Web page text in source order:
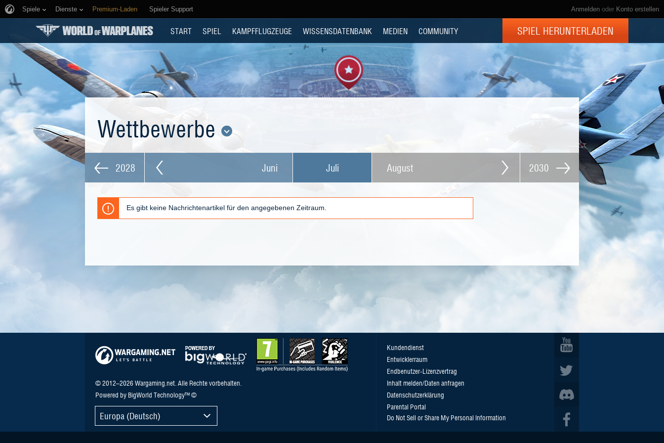
Anmelden oder Konto erstellen
Spiele Dienste Premium-Laden Spieler Support
START SPIEL KAMPFFLUGZEUGE WISSENSDATENBANK MEDIEN COMMUNITY SPIEL HERUNTERLADEN
Wettbewerbe
2028 Juni Juli August 2030
Es gibt keine Nachrichtenartikel für den angegebenen Zeitraum.
© 2012–2026 Wargaming.net. Alle Rechte vorbehalten.
Powered by BigWorld Technology™ ©
Europa (Deutsch)
Kundendienst
Entwicklerraum
Endbenutzer-Lizenzvertrag
Inhalt melden/Daten anfragen
Datenschutzerklärung
Parental Portal
Do Not Sell or Share My Personal Information